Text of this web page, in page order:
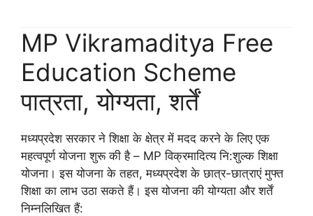
MP Vikramaditya Free
Education Scheme
पात्रता, योग्यता, शर्तें
मध्यप्रदेश सरकार ने शिक्षा के क्षेत्र में मदद करने के लिए एक
महत्वपूर्ण योजना शुरू की है – MP विक्रमादित्य नि:शुल्क शिक्षा
योजना। इस योजना के तहत, मध्यप्रदेश के छात्र-छात्राएं मुफ्त
शिक्षा का लाभ उठा सकते हैं। इस योजना की योग्यता और शर्तें
निम्नलिखित हैं: